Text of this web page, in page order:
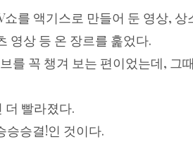
를 액기스로 만들어 둔 영상,
영상 등 온 장르를 훑었다.
를 꼭 챙겨 보는 편이었는데, 그
더 빨라졌다.
승승결!인 것이다.